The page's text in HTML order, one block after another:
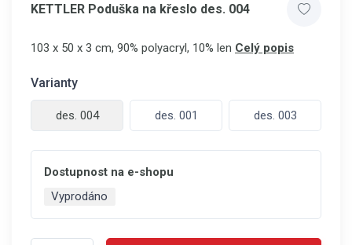
KETTLER Poduška na křeslo des. 004
103 x 50 x 3 cm, 90% polyacryl, 10% len Celý popis
Varianty
des. 004 des. 001 des. 003
Dostupnost na e-shopu
Vyprodáno